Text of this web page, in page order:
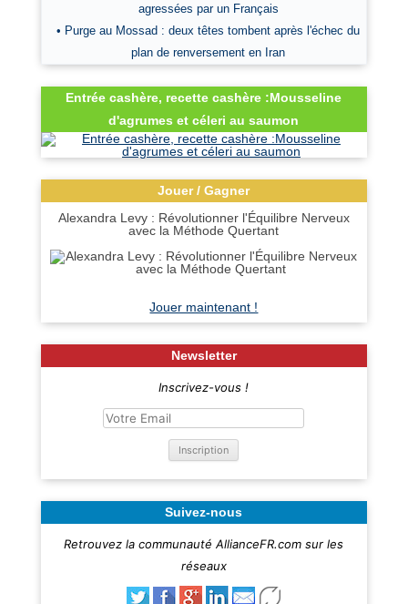
agressées par un Français
• Purge au Mossad : deux têtes tombent après l'échec du
plan de renversement en Iran
Entrée cashère, recette cashère :Mousseline
d'agrumes et céleri au saumon
Jouer / Gagner
Alexandra Levy : Révolutionner l'Équilibre Nerveux
avec la Méthode Quertant
Jouer maintenant !
Newsletter
Inscrivez-vous !
Suivez-nous
Retrouvez la communauté AllianceFR.com sur les
réseaux